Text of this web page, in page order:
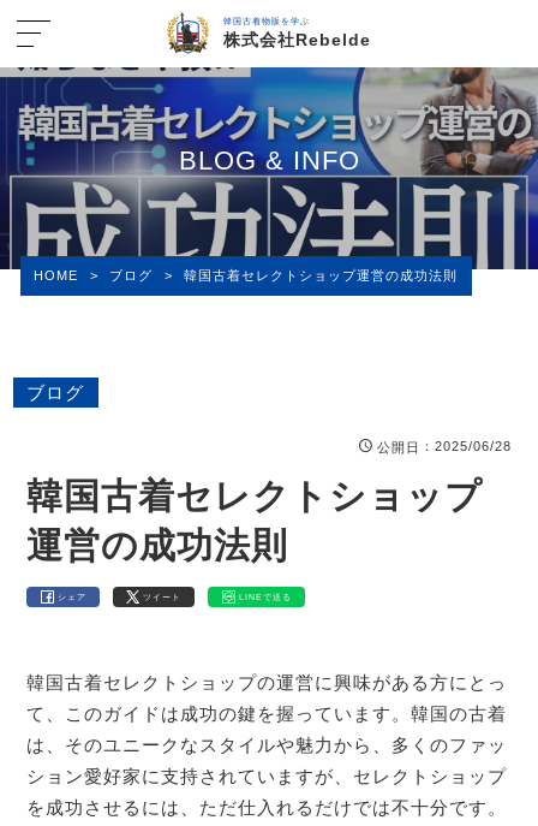
韓国古着物販を学ぶ
株式会社Rebelde
BLOG & INFO
HOME > ブログ > 韓国古着セレクトショップ運営の成功法則
ブログ
公開日 ：2025/06/28
韓国古着セレクトショップ
運営の成功法則
シェア ツイート LINEで送る
韓国古着セレクトショップの運営に興味がある方にとっ
て、このガイドは成功の鍵を握っています。韓国の古着
は、そのユニークなスタイルや魅力から、多くのファッ
ション愛好家に支持されていますが、セレクトショップ
を成功させるには、ただ仕入れるだけでは不十分です。